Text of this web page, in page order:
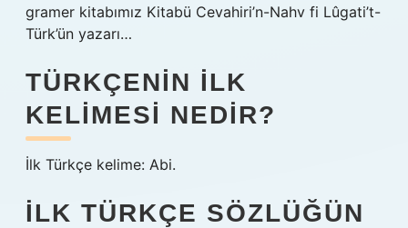
gramer kitabımız Kitabü Cevahiri’n-Nahv fi Lûgati’t-
Türk’ün yazarı…
TÜRKÇENIN ILK
KELIMESI NEDIR?
İlk Türkçe kelime: Abi.
İLK TÜRKÇE SÖZLÜĞÜN